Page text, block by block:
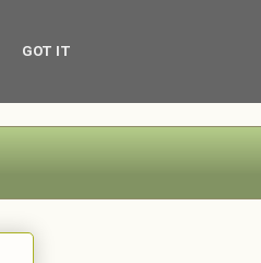
GOT IT